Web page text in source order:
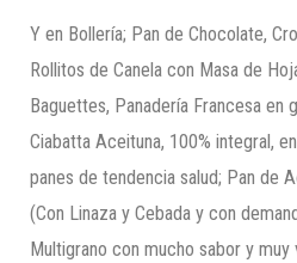
Y en Bollería; Pan de Chocolate,
Rollitos de Canela con Masa de
Baguettes, Panadería Francesa en
Ciabatta Aceituna, 100% integral,
panes de tendencia salud; Pan de
(Con Linaza y Cebada y con
Multigrano con mucho sabor y muy